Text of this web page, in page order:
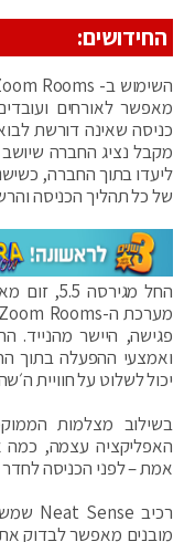
החידושים:
מאפשר לאורחים
כניסה שאינה דורשת
מקבל נציג החברה שיושב
ליעדו בתוך החברה,
של כל תהליך הכניסה
החל
פגישה, היישר מהנייד.
ואמצעי ההפעלה בתוך
יכול לשלוט על חוויית
בשילוב מצלמות
האפליקציה עצמה, כמה
אמת – לפני הכניסה לחדר